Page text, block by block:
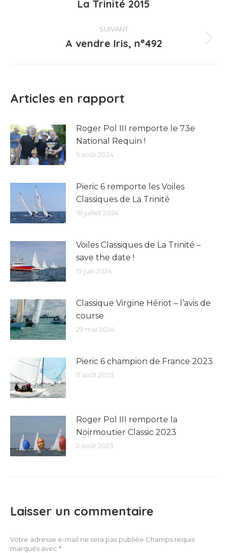
précédent
La Trinité 2015
SUIVANT
Article
A vendre Iris, n°492
Articles en rapport
Roger Pol III remporte le 73e
National Requin !
5 août 2024
Pieric 6 remporte les Voiles
Classiques de La Trinité
18 juillet 2024
Voiles Classiques de La Trinité –
save the date !
19 juin 2024
Classique Virgine Hériot – l’avis de
course
29 mai 2024
Pieric 6 champion de France 2023
11 août 2023
Roger Pol III remporte la
Noirmoutier Classic 2023
2 août 2023
Laisser un commentaire
Votre adresse e-mail ne sera pas publiée Champs requis
marqués avec *